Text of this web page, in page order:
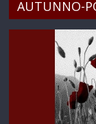
AUTUNNO-